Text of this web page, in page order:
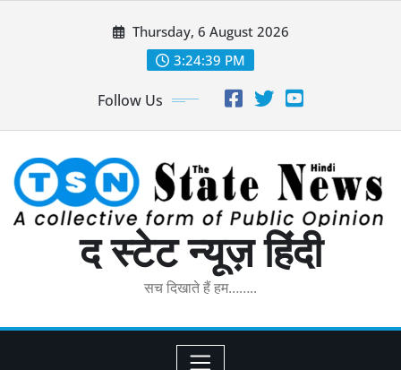
Thursday, 6 August 2026
3:24:40 PM
Follow Us
द स्टेट न्यूज़ हिंदी
सच दिखाते हैं हम……..